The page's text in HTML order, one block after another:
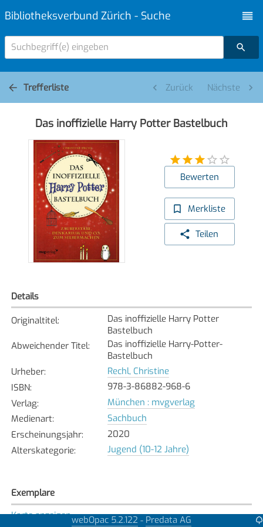
Bibliotheksverbund Zürich - Suche
Suchbegriff(e) eingeben
Trefferliste Zurück Nächste
Das inoffizielle Harry Potter Bastelbuch
Bewerten
Merkliste
Teilen
Details
Originaltitel:
Das inoffizielle Harry Potter
Bastelbuch
Abweichender Titel:
Das inoffizielle Harry-Potter-
Bastelbuch
Urheber:
Rechl, Christine
ISBN:
978-3-86882-968-6
Verlag:
München : mvgverlag
Medienart:
Sachbuch
Erscheinungsjahr:
2020
Alterskategorie: Jugend (10-12 Jahre)
Exemplare
Karte anzeigenwebOpac 5.2.122 - Predata AG